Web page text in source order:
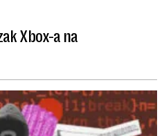
Xbox-a na